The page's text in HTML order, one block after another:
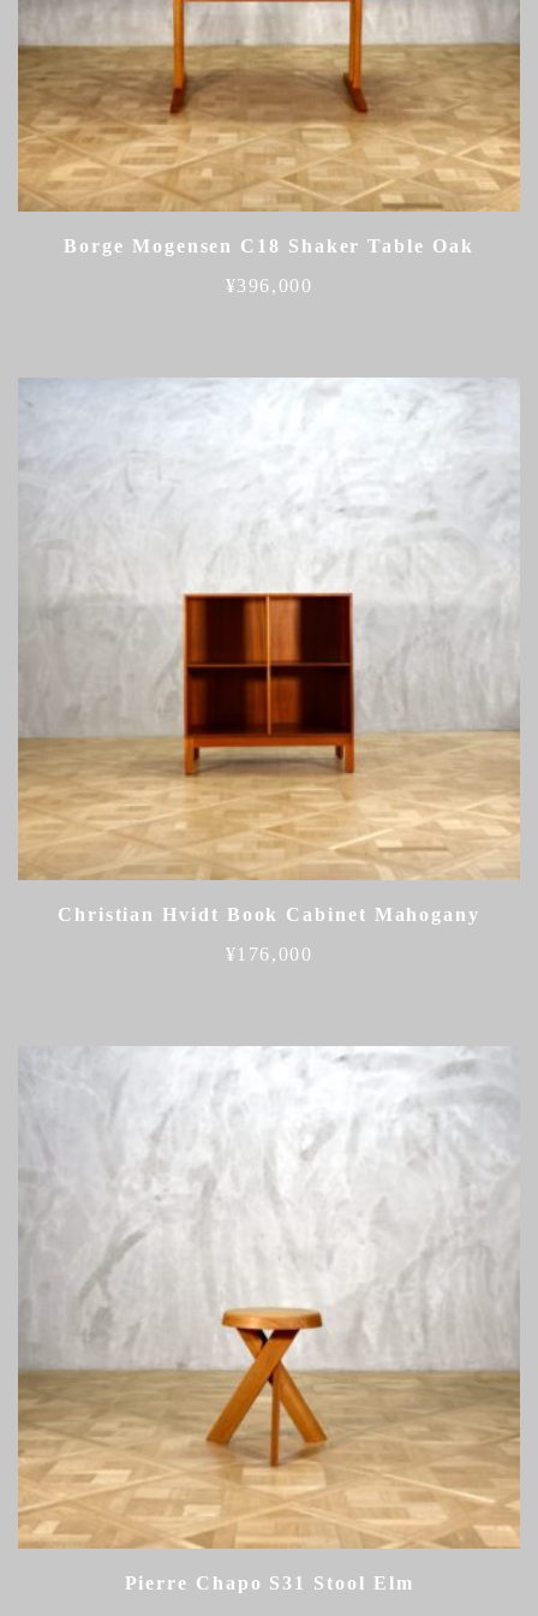
Borge Mogensen C18 Shaker Table Oak
¥396,000
Christian Hvidt Book Cabinet Mahogany
¥176,000
Pierre Chapo S31 Stool Elm